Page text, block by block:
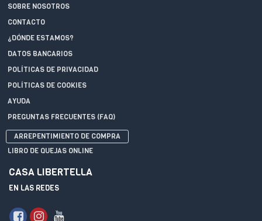
SOBRE NOSOTROS
CONTACTO
¿DÓNDE ESTAMOS?
DATOS BANCARIOS
POLÍTICAS DE PRIVACIDAD
POLÍTICAS DE COOKIES
AYUDA
PREGUNTAS FRECUENTES (FAQ)
ARREPENTIMIENTO DE COMPRA
LIBRO DE QUEJAS ONLINE
CASA LIBERTELLA
EN LAS REDES